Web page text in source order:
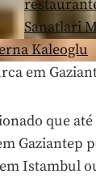
em
que
Gaziantep
Istambul